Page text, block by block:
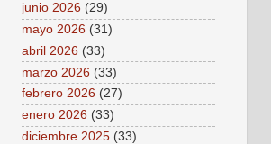
junio 2026 (29)
mayo 2026 (31)
abril 2026 (33)
marzo 2026 (33)
febrero 2026 (27)
enero 2026 (33)
diciembre 2025 (33)